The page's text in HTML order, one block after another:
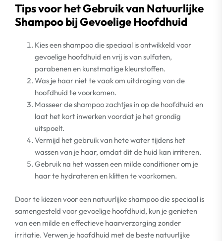
Tips voor het Gebruik van Natuurlijke
Shampoo bij Gevoelige Hoofdhuid
Kies een shampoo die speciaal is ontwikkeld voor
gevoelige hoofdhuid en vrij is van sulfaten,
parabenen en kunstmatige kleurstoffen.
Was je haar niet te vaak om uitdroging van de
hoofdhuid te voorkomen.
Masseer de shampoo zachtjes in op de hoofdhuid en
laat het kort inwerken voordat je het grondig
uitspoelt.
Vermijd het gebruik van hete water tijdens het
wassen van je haar, omdat dit de huid kan irriteren.
Gebruik na het wassen een milde conditioner om je
haar te hydrateren en klitten te voorkomen.
Door te kiezen voor een natuurlijke shampoo die speciaal is
samengesteld voor gevoelige hoofdhuid, kun je genieten
van een milde en effectieve haarverzorging zonder
irritatie. Verwen je hoofdhuid met de beste natuurlijke